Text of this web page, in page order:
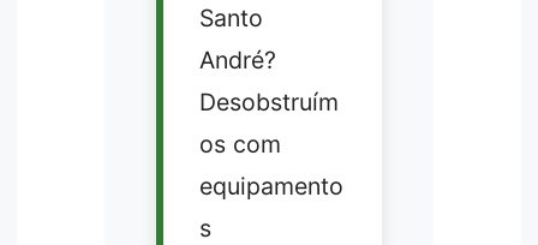
Santo
André?
Desobstruím
os com
equipamento
s